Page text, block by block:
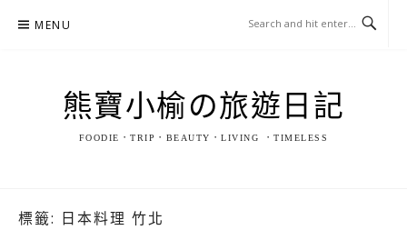
MENU
熊寶小榆の旅遊日記
FOODIE．TRIP．BEAUTY．LIVING ．TIMELESS
標籤: 日本料理 竹北